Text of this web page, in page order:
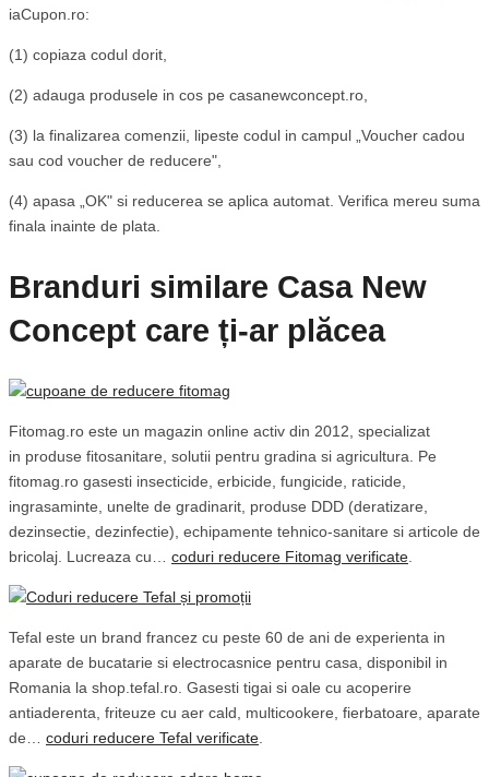
iaCupon.ro:
(1) copiaza codul dorit,
(2) adauga produsele in cos pe casanewconcept.ro,
(3) la finalizarea comenzii, lipeste codul in campul „Voucher cadou
sau cod voucher de reducere",
(4) apasa „OK" si reducerea se aplica automat. Verifica mereu suma
finala inainte de plata.
Branduri similare Casa New
Concept care ți-ar plăcea
Fitomag.ro este un magazin online activ din 2012, specializat
in produse fitosanitare, solutii pentru gradina si agricultura. Pe
fitomag.ro gasesti insecticide, erbicide, fungicide, raticide,
ingrasaminte, unelte de gradinarit, produse DDD (deratizare,
dezinsectie, dezinfectie), echipamente tehnico-sanitare si articole de
bricolaj. Lucreaza cu… coduri reducere Fitomag verificate
Tefal este un brand francez cu peste 60 de ani de experienta in
aparate de bucatarie si electrocasnice pentru casa, disponibil in
Romania la shop.tefal.ro. Gasesti tigai si oale cu acoperire
antiaderenta, friteuze cu aer cald, multicookere, fierbatoare, aparate
de… coduri reducere Tefal verificate